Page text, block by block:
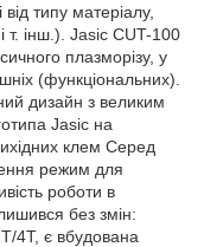
типу матеріалу,
і т. інш.). Jasic CUT-100
плазморізу, у
(функціональних).
дизайн з великим
Jasic на
клем Серед
режим для
роботи в
без змін:
4Т, є вбудована